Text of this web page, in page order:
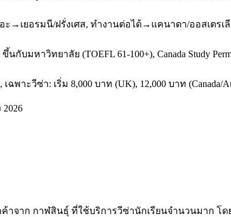
เยอรมนี/ฝรั่งเศส, ทำงานต่อได้→แคนาดา/ออสเตรเลีย/
กับมหาวิทยาลัย (TOEFL 61-100+), Canada Study
ะวีซ่า: เริ่ม 8,000 บาท (UK), 12,000 บาท (Canada/
2026
จาก กาฬสินธุ์ ที่ใช้บริการวีซ่านักเรียนจำนวนมาก โ